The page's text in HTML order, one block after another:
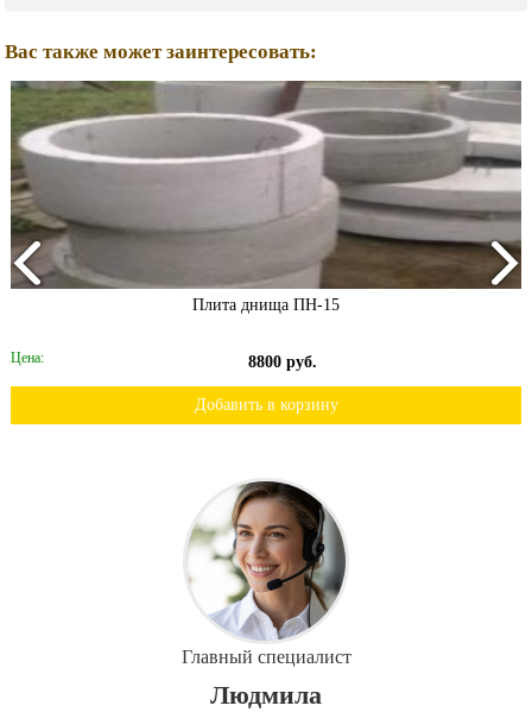
Вас также может заинтересовать:
Плита днища ПН-15
Цена: 8800 руб.
Добавить в корзину
Главный специалист
Людмила